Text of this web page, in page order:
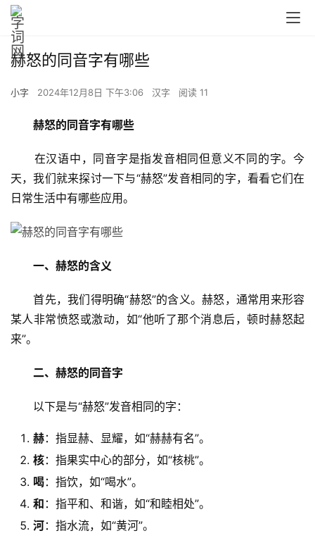
赫怒的同音字有哪些
小字 2024年12月8日 下午3:06 汉字 阅读 11
赫怒的同音字有哪些
在汉语中，同音字是指发音相同但意义不同的字。今
天，我们就来探讨一下与“赫怒”发音相同的字，看看它们在
日常生活中有哪些应用。
一、赫怒的含义
首先，我们得明确“赫怒”的含义。赫怒，通常用来形容
某人非常愤怒或激动，如“他听了那个消息后，顿时赫怒起
来”。
二、赫怒的同音字
以下是与“赫怒”发音相同的字：
赫：指显赫、显耀，如“赫赫有名”。
核：指果实中心的部分，如“核桃”。
喝：指饮，如“喝水”。
和 ：指平和、和谐，如“和睦相处”。
河：指水流，如“黄河”。